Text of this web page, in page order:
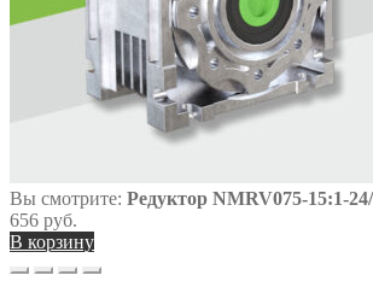
Вы смотрите: Редуктор NMRV075-15:1-
656 руб.
В корзину